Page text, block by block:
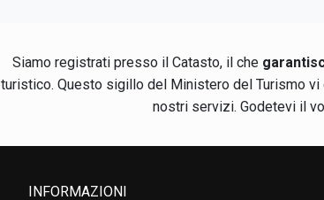
Siamo registrati presso il Catasto, il che
turistico. Questo sigillo del Ministero del Turismo
nostri servizi. Godetevi il
INFORMAZIONI